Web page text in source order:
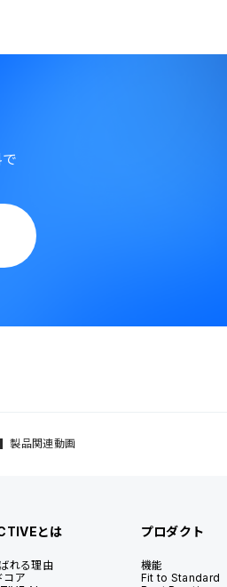
製品関連動画
とは
れる理由
コア
プロダクト
機能
Fit to Standard